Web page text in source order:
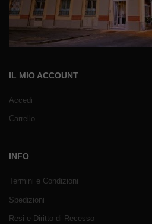
IL MIO ACCOUNT
Accedi
Carrello
INFO
Termini e Condizioni
Spedizioni
Resi e Diritto di Recesso